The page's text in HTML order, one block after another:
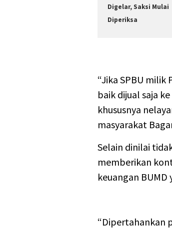
Digelar, Saksi Mulai
Diperiksa
“Jika SPBU
baik dijual saja
khususnya
masyarakat
Selain dinilai
memberikan
keuangan
“Dipertahankan